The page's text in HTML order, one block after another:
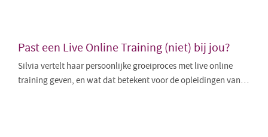
Past een Live Online Training (niet) bij jou?
Silvia vertelt haar persoonlijke groeiproces met live online
training geven, en wat dat betekent voor de opleidingen van…